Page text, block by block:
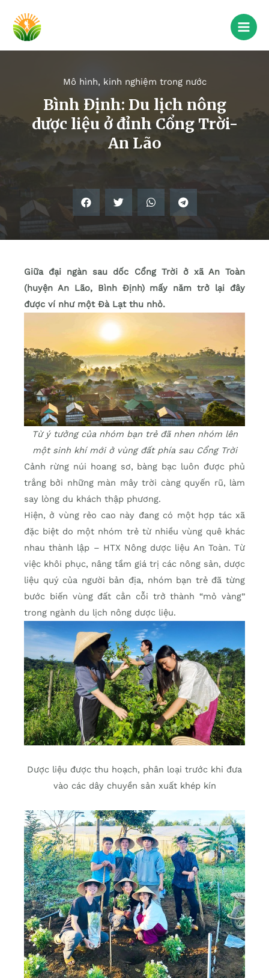
Mô hình, kinh nghiệm trong nước
Bình Định: Du lịch nông
dược liệu ở đỉnh Cổng Trời-
An Lão
Giữa đại ngàn sau dốc Cổng Trời ở xã An Toàn
(huyện An Lão, Bình Định) mấy năm trở lại đây
được ví như một Đà Lạt thu nhỏ.
Từ ý tưởng của nhóm bạn trẻ đã nhen nhóm lên
một sinh khí mới ở vùng đất phía sau Cổng Trời
Cảnh rừng núi hoang sơ, bàng bạc luôn được phủ
trắng bởi những màn mây trời càng quyến rũ, làm
say lòng du khách thập phương.
Hiện, ở vùng rẻo cao này đang có một hợp tác xã
đặc biệt do một nhóm trẻ từ nhiều vùng quê khác
nhau thành lập – HTX Nông dược liệu An Toàn. Từ
việc khôi phục, nâng tầm giá trị các nông sản, dược
liệu quý của người bản địa, nhóm bạn trẻ đã từng
bước biến vùng đất cằn cỗi trở thành “mỏ vàng”
trong ngành du lịch nông dược liệu.
Dược liệu được thu hoạch, phân loại trước khi đưa
vào các dây chuyền sản xuất khép kín